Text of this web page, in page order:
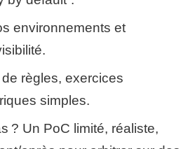
environnements et
règles, exercices
simples.
? Un PoC limité, réaliste,